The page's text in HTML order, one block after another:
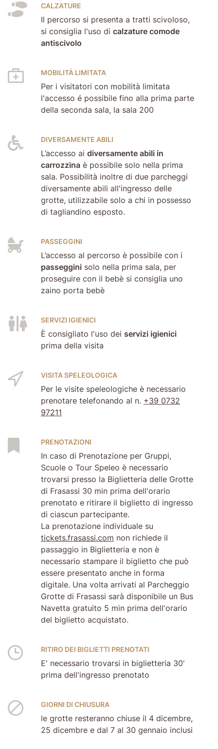
CALZATURE
Il percorso si presenta a tratti scivoloso,
si consiglia l'uso di calzature comode
antiscivolo
MOBILITÀ LIMITATA
Per i visitatori con mobilità limitata
l'accesso é possibile fino alla prima parte
della seconda sala, la sala 200
DIVERSAMENTE ABILI
L’accesso ai diversamente abili in
carrozzinaè possibile solo nella prima
sala. Possibilità inoltre di due parcheggi
diversamente abili all'ingresso delle
grotte, utilizzabile solo a chi in possesso
di tagliandino esposto.
PASSEGGINI
L’accesso al percorso è possibile con i
passegginisolo nella prima sala, per
proseguire con il bebè si consiglia uno
zaino porta bebè
SERVIZI IGIENICI
È consigliato l'uso dei servizi igienici
prima della visita
VISITA SPELEOLOGICA
Per le visite speleologiche è necessario
prenotare telefonando al n. +39 0732
97211
PRENOTAZIONI
In caso di Prenotazione per Gruppi,
Scuole o Tour Speleo è necessario
trovarsi presso la Biglietteria delle Grotte
di Frasassi 30 min prima dell'orario
prenotato e ritirare il biglietto di ingresso
di ciascun partecipante.
La prenotazione individuale su
tickets.frasassi.com non richiede il
passaggio in Biglietteria e non è
necessario stampare il biglietto che può
essere presentato anche in forma
digitale. Una volta arrivati al Parcheggio
Grotte di Frasassi sarà disponibile un Bus
Navetta gratuito 5 min prima dell'orario
del biglietto acquistato.
RITIRO DEI BIGLIETTI PRENOTATI
E' necessario trovarsi in biglietteria 30'
prima dell'ingresso prenotato
GIORNI DI CHIUSURA
le grotte resteranno chiuse il 4 dicembre,
25 dicembre e dal 7 al 30 gennaio inclusi